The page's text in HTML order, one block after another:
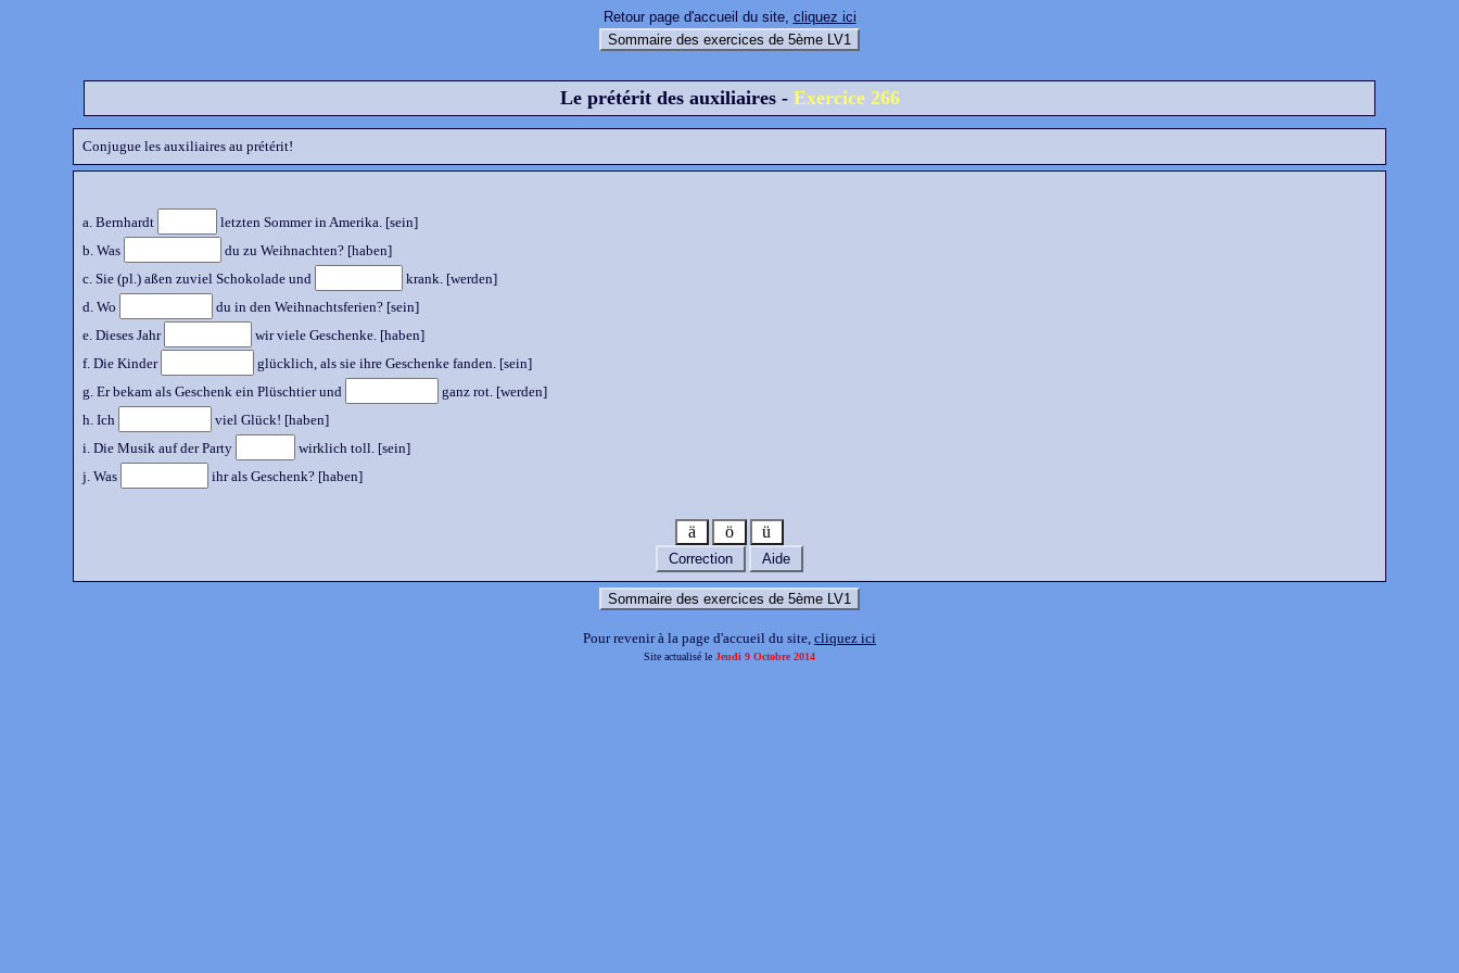
Retour page d'accueil du site, cliquez ici
Sommaire des exercices de 5ème LV1
Le prétérit des auxiliaires - Exercice 266
Conjugue les auxiliaires au prétérit!
a. Bernhardt
letzten Sommer in Amerika. [sein]
b. Was
du zu Weihnachten? [haben]
c. Sie (pl.) aßen zuviel Schokolade und
krank. [werden]
d. Wo
du in den Weihnachtsferien? [sein]
e. Dieses Jahr
wir viele Geschenke. [haben]
f. Die Kinder
glücklich, als sie ihre Geschenke fanden. [sein]
g. Er bekam als Geschenk ein Plüschtier und
ganz rot. [werden]
h. Ich
viel Glück! [haben]
i. Die Musik auf der Party
wirklich toll. [sein]
j. Was
ihr als Geschenk? [haben]
ä ö ü
Correction Aide
Sommaire des exercices de 5ème LV1
Pour revenir à la page d'accueil du site, cliquez ici
Site actualisé le Jeudi 9 Octobre 2014